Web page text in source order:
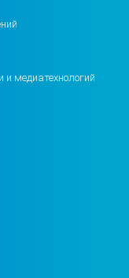
и медиатехнологий